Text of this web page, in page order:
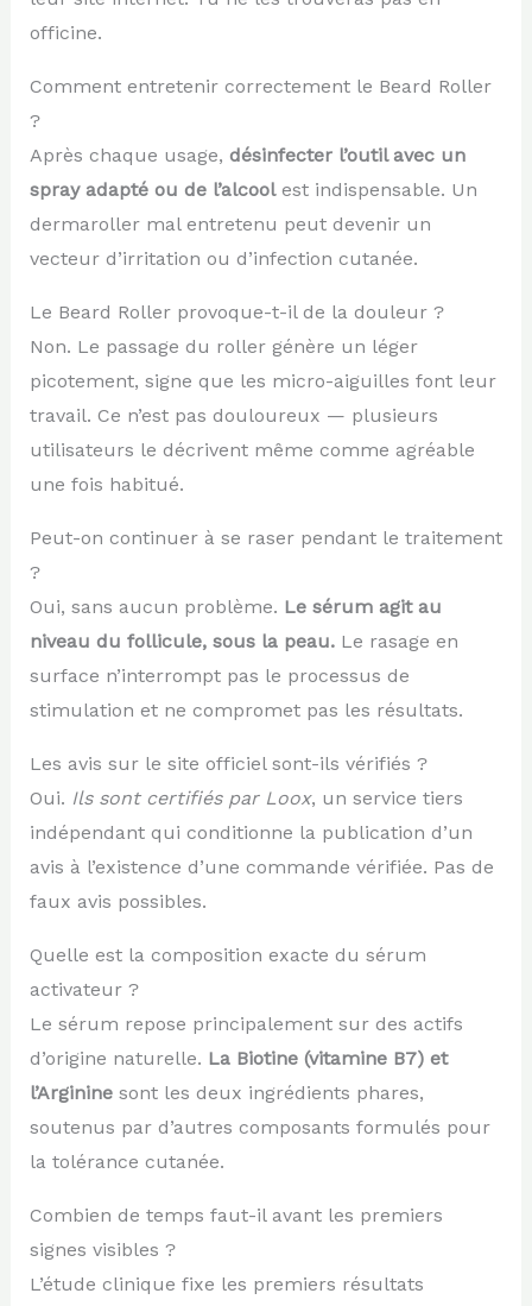
officine.
Comment entretenir correctement le Beard Roller
?
Après chaque usage, désinfecter l’outil avec un
spray adapté ou de l’alcoolest indispensable. Un
dermaroller mal entretenu peut devenir un
vecteur d’irritation ou d’infection cutanée.
Le Beard Roller provoque-t-il de la douleur ?
Non. Le passage du roller génère un léger
picotement, signe que les micro-aiguilles font leur
travail. Ce n’est pas douloureux — plusieurs
utilisateurs le décrivent même comme agréable
une fois habitué.
Peut-on continuer à se raser pendant le traitement
?
Oui, sans aucun problème. Le sérum agit au
niveau du follicule, sous la peau.Le rasage en
surface n’interrompt pas le processus de
stimulation et ne compromet pas les résultats.
Les avis sur le site officiel sont-ils vérifiés ?
Oui. Ils sont certifiés par Loox, un service tiers
indépendant qui conditionne la publication d’un
avis à l’existence d’une commande vérifiée. Pas de
faux avis possibles.
Quelle est la composition exacte du sérum
activateur ?
Le sérum repose principalement sur des actifs
d’origine naturelle. La Biotine (vitamine B7) et
l’Argininesont les deux ingrédients phares,
soutenus par d’autres composants formulés pour
la tolérance cutanée.
Combien de temps faut-il avant les premiers
signes visibles ?
L’étude clinique fixe les premiers résultats